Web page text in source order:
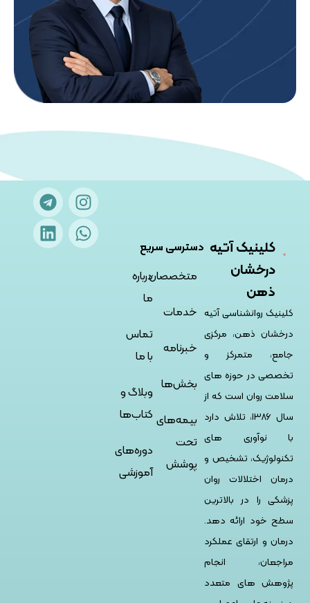
کلینیک آتیه
درخشان
ذهن
کلینیک روانشناسی آتیه
درخشان ذهن، مرکزی
جامع، متمرکز و
تخصصی در حوزه های
سلامت روان است که از
سال ۱۳۸۶، تلاش دارد
با نوآوری های
تکنولوژیک، تشخیص و
درمان اختلالات روان
پزشکی را در بالاترین
سطح خود ارائه دهد.
درمان و ارتقای عملکرد
مراجعان، انجام
پژوهش های متعدد
دسترسی سریع
متخصصان
خدمات
خبرنامه
بخش‌ها
بیمه‌های
تحت
پوشش
درباره
ما
تماس
با ما
وبلاگ و
کتاب‌ها
دوره‌های
آموزشی